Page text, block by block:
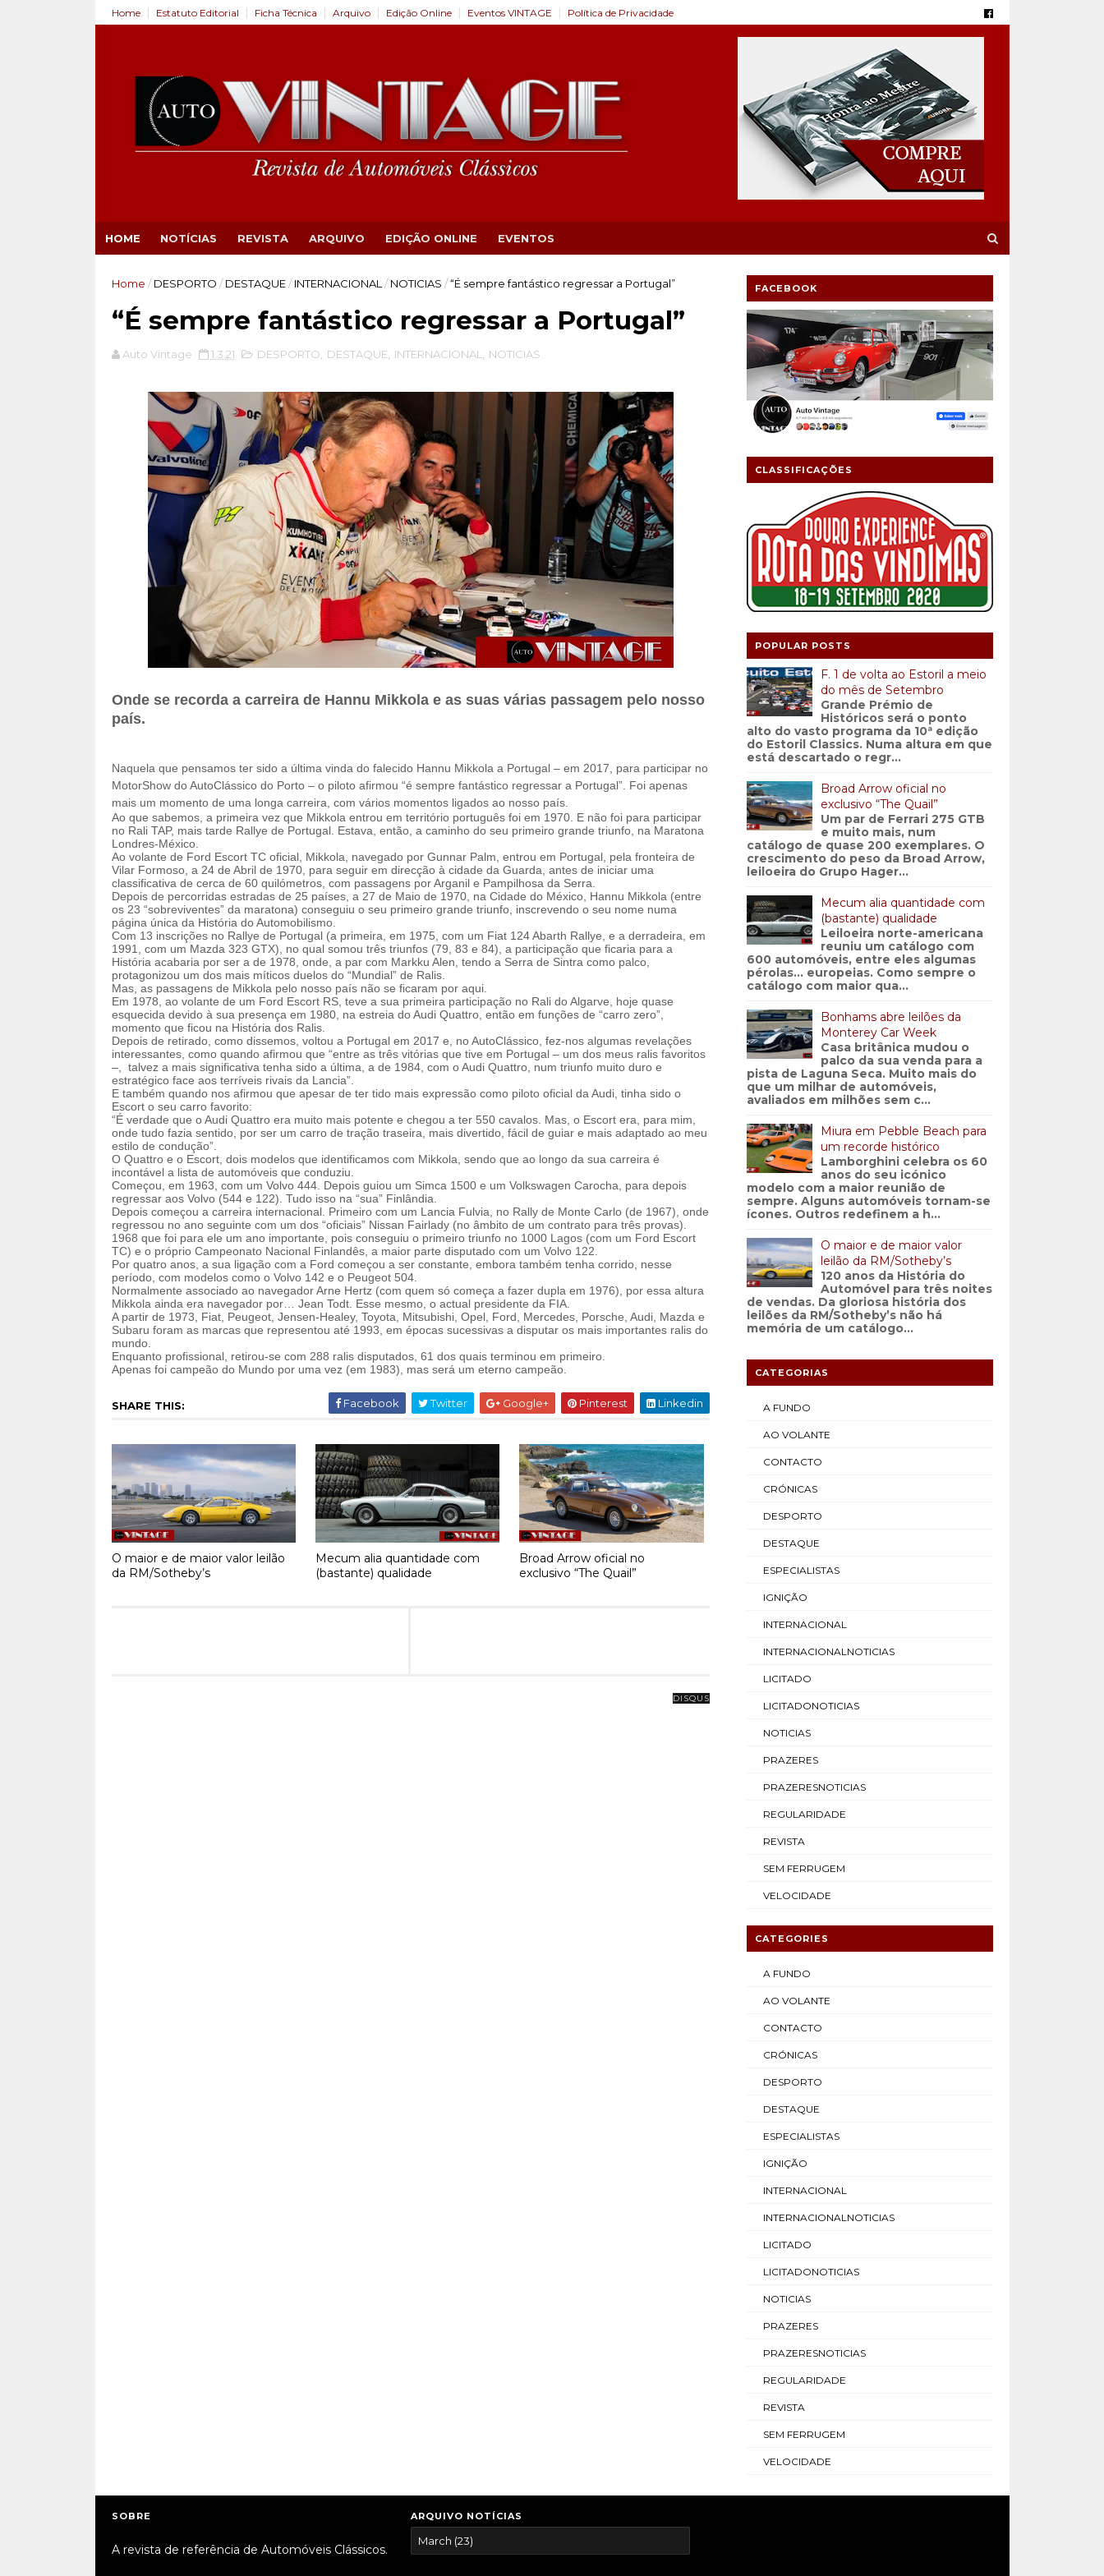
Home Estatuto Editorial Ficha Técnica Arquivo Edição Online Eventos VINTAGE Política de Privacidade
HOME NOTÍCIAS REVISTA ARQUIVO EDIÇÃO ONLINE EVENTOS
Home / DESPORTO / DESTAQUE / INTERNACIONAL / NOTICIAS / “É sempre fantástico regressar a Portugal”
“É sempre fantástico regressar a Portugal”
Auto Vintage 1.3.21 DESPORTO DESTAQUE INTERNACIONAL NOTICIAS
Onde se recorda a carreira de Hannu Mikkola e as suas várias passagem pelo nosso
país.
Naquela que pensamos ter sido a última vinda do falecido Hannu Mikkola a Portugal – em 2017, para participar no
MotorShow do AutoClássico do Porto – o piloto afirmou “é sempre fantástico regressar a Portugal”. Foi apenas
mais um momento de uma longa carreira, com vários momentos ligados ao nosso país.
Ao que sabemos, a primeira vez que Mikkola entrou em território português foi em 1970. E não foi para participar
no Rali TAP, mais tarde Rallye de Portugal. Estava, então, a caminho do seu primeiro grande triunfo, na Maratona
Londres-México.
Ao volante de Ford Escort TC oficial, Mikkola, navegado por Gunnar Palm, entrou em Portugal, pela fronteira de
Vilar Formoso, a 24 de Abril de 1970, para seguir em direcção à cidade da Guarda, antes de iniciar uma
classificativa de cerca de 60 quilómetros, com passagens por Arganil e Pampilhosa da Serra.
Depois de percorridas estradas de 25 países, a 27 de Maio de 1970, na Cidade do México, Hannu Mikkola (entre
os 23 “sobreviventes” da maratona) conseguiu o seu primeiro grande triunfo, inscrevendo o seu nome numa
página única da História do Automobilismo.
Com 13 inscrições no Rallye de Portugal (a primeira, em 1975, com um Fiat 124 Abarth Rallye, e a derradeira, em
1991, com um Mazda 323 GTX), no qual somou três triunfos (79, 83 e 84), a participação que ficaria para a
História acabaria por ser a de 1978, onde, a par com Markku Alen, tendo a Serra de Sintra como palco,
protagonizou um dos mais míticos duelos do “Mundial” de Ralis.
Mas, as passagens de Mikkola pelo nosso país não se ficaram por aqui.
Em 1978, ao volante de um Ford Escort RS, teve a sua primeira participação no Rali do Algarve, hoje quase
esquecida devido à sua presença em 1980, na estreia do Audi Quattro, então em funções de “carro zero”,
momento que ficou na História dos Ralis.
Depois de retirado, como dissemos, voltou a Portugal em 2017 e, no AutoClássico, fez-nos algumas revelações
interessantes, como quando afirmou que “entre as três vitórias que tive em Portugal – um dos meus ralis favoritos
–, talvez a mais significativa tenha sido a última, a de 1984, com o Audi Quattro, num triunfo muito duro e
estratégico face aos terríveis rivais da Lancia”.
E também quando nos afirmou que apesar de ter tido mais expressão como piloto oficial da Audi, tinha sido o
Escort o seu carro favorito:
“É verdade que o Audi Quattro era muito mais potente e chegou a ter 550 cavalos. Mas, o Escort era, para mim,
onde tudo fazia sentido, por ser um carro de tração traseira, mais divertido, fácil de guiar e mais adaptado ao meu
estilo de condução”.
O Quattro e o Escort, dois modelos que identificamos com Mikkola, sendo que ao longo da sua carreira é
incontável a lista de automóveis que conduziu.
Começou, em 1963, com um Volvo 444. Depois guiou um Simca 1500 e um Volkswagen Carocha, para depois
regressar aos Volvo (544 e 122). Tudo isso na “sua” Finlândia.
Depois começou a carreira internacional. Primeiro com um Lancia Fulvia, no Rally de Monte Carlo (de 1967), onde
regressou no ano seguinte com um dos “oficiais” Nissan Fairlady (no âmbito de um contrato para três provas).
1968 que foi para ele um ano importante, pois conseguiu o primeiro triunfo no 1000 Lagos (com um Ford Escort
TC) e o próprio Campeonato Nacional Finlandês, a maior parte disputado com um Volvo 122.
Por quatro anos, a sua ligação com a Ford começou a ser constante, embora também tenha corrido, nesse
período, com modelos como o Volvo 142 e o Peugeot 504.
Normalmente associado ao navegador Arne Hertz (com quem só começa a fazer dupla em 1976), por essa altura
Mikkola ainda era navegador por… Jean Todt. Esse mesmo, o actual presidente da FIA.
A partir de 1973, Fiat, Peugeot, Jensen-Healey, Toyota, Mitsubishi, Opel, Ford, Mercedes, Porsche, Audi, Mazda e
Subaru foram as marcas que representou até 1993, em épocas sucessivas a disputar os mais importantes ralis do
mundo.
Enquanto profissional, retirou-se com 288 ralis disputados, 61 dos quais terminou em primeiro.
Apenas foi campeão do Mundo por uma vez (em 1983), mas será um eterno campeão.
SHARE THIS: Facebook Twitter Google+ Pinterest Linkedin
O maior e de maior valor leilão
da RM/Sotheby’s
Mecum alia quantidade com
(bastante) qualidade
Broad Arrow oficial no
exclusivo “The Quail”
DISQUS
FACEBOOK
CLASSIFICAÇÕES
POPULAR POSTS
F. 1 de volta ao Estoril a meio
do mês de Setembro
Grande Prémio de
Históricos será o ponto
alto do vasto programa da 10ª edição
do Estoril Classics. Numa altura em que
está descartado o regr...
Broad Arrow oficial no
exclusivo “The Quail”
Um par de Ferrari 275 GTB
e muito mais, num
catálogo de quase 200 exemplares. O
crescimento do peso da Broad Arrow,
leiloeira do Grupo Hager...
Mecum alia quantidade com
(bastante) qualidade
Leiloeira norte-americana
reuniu um catálogo com
600 automóveis, entre eles algumas
pérolas… europeias. Como sempre o
catálogo com maior qua...
Bonhams abre leilões da
Monterey Car Week
Casa britânica mudou o
palco da sua venda para a
pista de Laguna Seca. Muito mais do
que um milhar de automóveis,
avaliados em milhões sem c...
Miura em Pebble Beach para
um recorde histórico
Lamborghini celebra os 60
anos do seu icónico
modelo com a maior reunião de
sempre. Alguns automóveis tornam-se
ícones. Outros redefinem a h...
O maior e de maior valor
leilão da RM/Sotheby’s
120 anos da História do
Automóvel para três noites
de vendas. Da gloriosa história dos
leilões da RM/Sotheby’s não há
memória de um catálogo...
CATEGORIAS
A FUNDO
AO VOLANTE
CONTACTO
CRÓNICAS
DESPORTO
DESTAQUE
ESPECIALISTAS
IGNIÇÃO
INTERNACIONAL
INTERNACIONALNOTICIAS
LICITADO
LICITADONOTICIAS
NOTICIAS
PRAZERES
PRAZERESNOTICIAS
REGULARIDADE
REVISTA
SEM FERRUGEM
VELOCIDADE
CATEGORIES
A FUNDO
AO VOLANTE
CONTACTO
CRÓNICAS
DESPORTO
DESTAQUE
ESPECIALISTAS
IGNIÇÃO
INTERNACIONAL
INTERNACIONALNOTICIAS
LICITADO
LICITADONOTICIAS
NOTICIAS
PRAZERES
PRAZERESNOTICIAS
REGULARIDADE
REVISTA
SEM FERRUGEM
VELOCIDADE
SOBRE
A revista de referência de Automóveis Clássicos.
ARQUIVO NOTÍCIAS